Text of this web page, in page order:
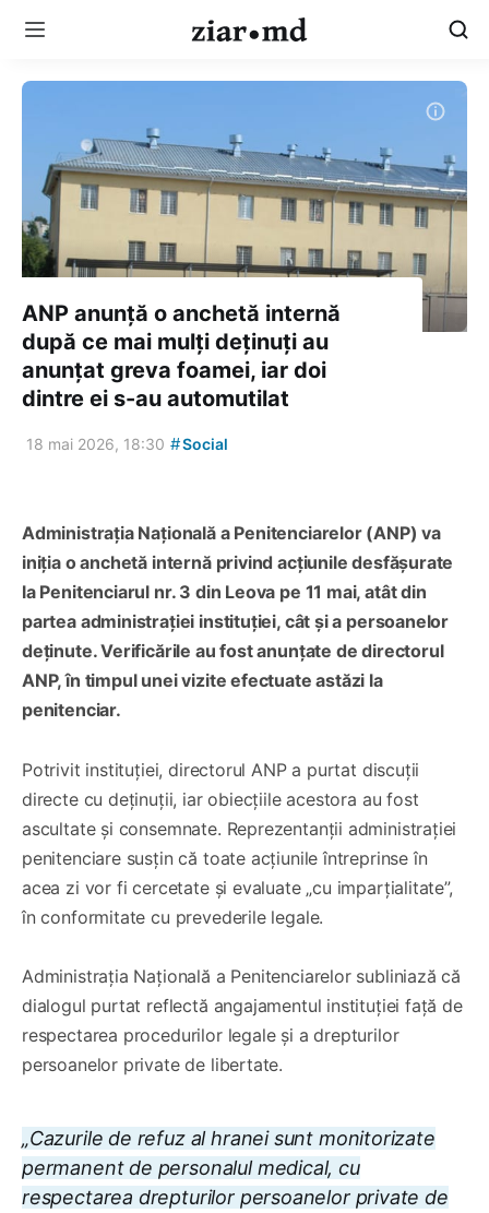
ANP anunță o anchetă internă
după ce mai mulți deținuți au
anunțat greva foamei, iar doi
dintre ei s-au automutilat
18 mai 2026, 18:30 #Social
Administrația Națională a Penitenciarelor (ANP) va
iniția o anchetă internă privind acțiunile desfășurate
la Penitenciarul nr. 3 din Leova pe 11 mai, atât din
partea administrației instituției, cât și a persoanelor
deținute. Verificările au fost anunțate de directorul
ANP, în timpul unei vizite efectuate astăzi la
penitenciar.
Potrivit instituției, directorul ANP a purtat discuții
directe cu deținuții, iar obiecțiile acestora au fost
ascultate și consemnate. Reprezentanții administrației
penitenciare susțin că toate acțiunile întreprinse în
acea zi vor fi cercetate și evaluate „cu imparțialitate”,
în conformitate cu prevederile legale.
Administrația Națională a Penitenciarelor subliniază că
dialogul purtat reflectă angajamentul instituției față de
respectarea procedurilor legale și a drepturilor
persoanelor private de libertate.
„Cazurile de refuz al hranei sunt monitorizate
permanent de personalul medical, cu
respectarea drepturilor persoanelor private de